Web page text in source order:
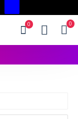
0 0